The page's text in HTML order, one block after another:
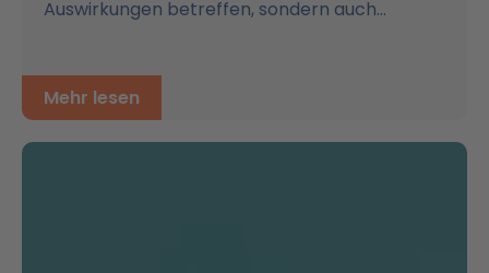
Auswirkungen betreffen, sondern auch...
Mehr lesen